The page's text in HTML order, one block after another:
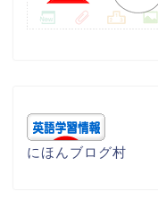
にほんブログ村